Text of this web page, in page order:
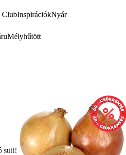
ClubInspirációkNyár
Mélyhűtött
suli!